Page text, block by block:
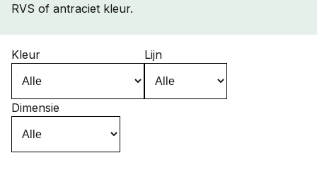
RVS of antraciet kleur.
Kleur Lijn
Dimensie